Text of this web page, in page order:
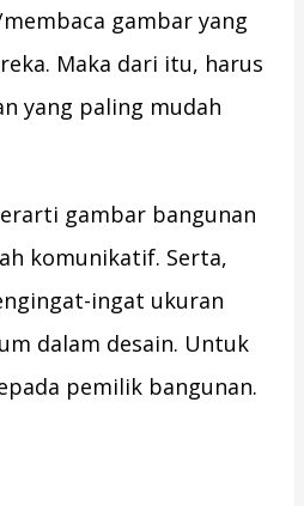
gambar yang
Maka dari itu, harus
yang paling mudah
gambar bangunan
komunikatif. Serta,
ingat ukuran
dalam desain. Untuk
pemilik bangunan.